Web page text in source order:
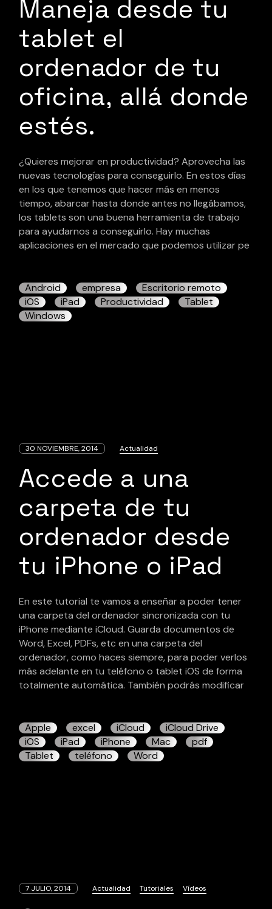
Maneja desde tu
tablet el
ordenador de tu
oficina, allá donde
estés.
¿Quieres mejorar en productividad? Aprovecha las
nuevas tecnologías para conseguirlo. En estos días
en los que tenemos que hacer más en menos
tiempo, abarcar hasta donde antes no llegábamos,
los tablets son una buena herramienta de trabajo
para ayudarnos a conseguirlo. Hay muchas
aplicaciones en el mercado que podemos utilizar pe
Android empresa
Escritorio remoto
iOS
iPad Productividad
Tablet
Windows
30 NOVIEMBRE, 2014 Actualidad
Accede a una
carpeta de tu
ordenador desde
tu iPhone o iPad
En este tutorial te vamos a enseñar a poder tener
una carpeta del ordenador sincronizada con tu
iPhone mediante iCloud. Guarda documentos de
Word, Excel, PDFs, etc en una carpeta del
ordenador, como haces siempre, para poder verlos
más adelante en tu teléfono o tablet iOS de forma
totalmente automática. También podrás modificar
Apple excel iCloud
iCloud Drive
iOS
iPad iPhone Mac
pdf
Tablet
teléfono Word
7 JULIO, 2014 Actualidad Tutoriales Vídeos